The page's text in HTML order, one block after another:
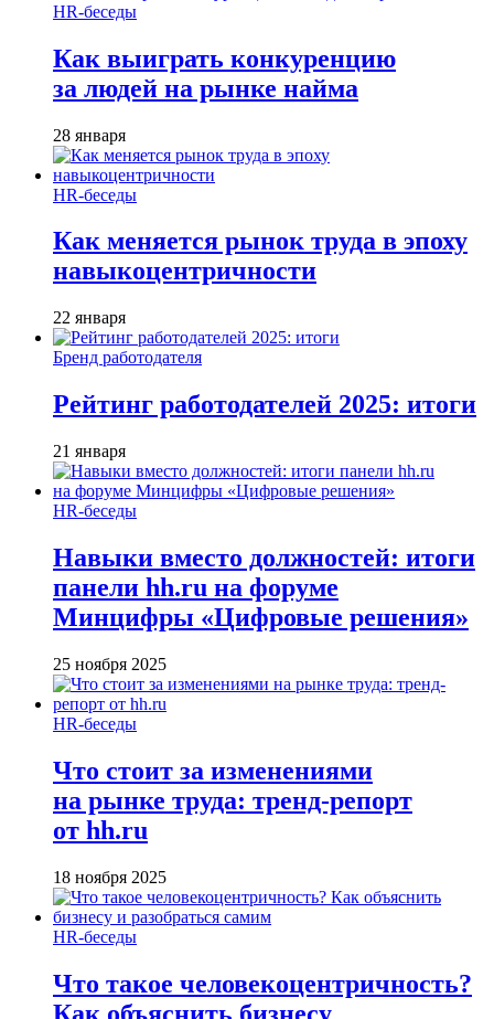
HR-беседы
Как выиграть конкуренцию
за людей на рынке найма
28 января
HR-беседы
Как меняется рынок труда в эпоху
навыкоцентричности
22 января
Бренд работодателя
Рейтинг работодателей 2025: итоги
21 января
HR-беседы
Навыки вместо должностей: итоги
панели hh.ru на форуме
Минцифры «Цифровые решения»
25 ноября 2025
HR-беседы
Что стоит за изменениями
на рынке труда: тренд-репорт
от hh.ru
18 ноября 2025
HR-беседы
Что такое человеко­центричность?
Как объяснить бизнесу